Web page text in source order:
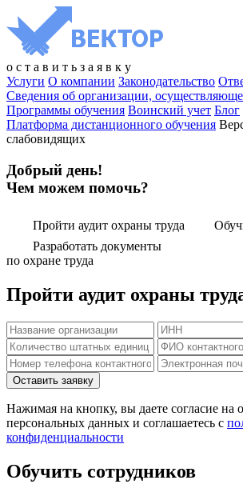
о с т а в и т ь з а я в к у
Услуги О компании Законодательство
Сведения об организации,
Программы обучения Воинский учет Блог
Платформа дистанционного обучения
слабовидящих
Добрый день!
Чем можем помочь?
Пройти аудит охраны труда
Разработать документы
по охране труда
Пройти аудит охраны
Нажимая на кнопку, вы даете согласие на
персональных данных и соглашаетесь c
конфиденциальности
Обучить сотрудников